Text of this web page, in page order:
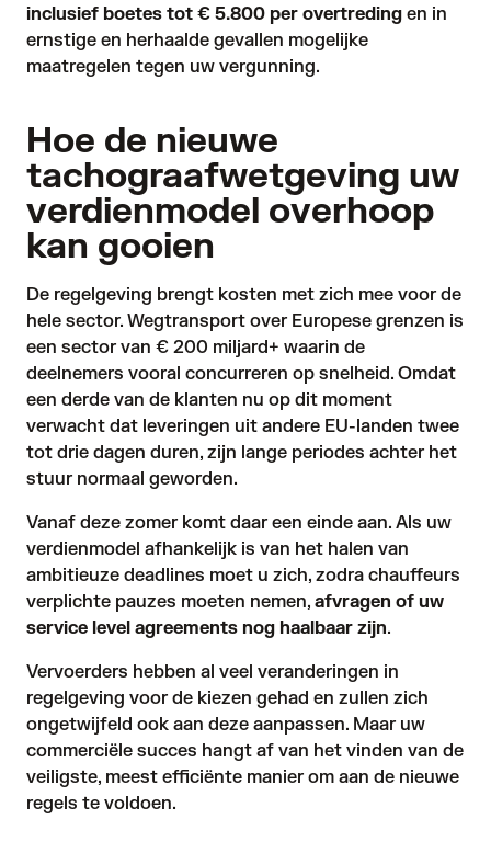
inclusief boetes tot € 5.800 per overtreding en in
ernstige en herhaalde gevallen mogelijke
maatregelen tegen uw vergunning.
Hoe de nieuwe
tachograafwetgeving uw
verdienmodel overhoop
kan gooien
De regelgeving brengt kosten met zich mee voor de
hele sector. Wegtransport over Europese grenzen is
een sector van € 200 miljard+ waarin de
deelnemers vooral concurreren op snelheid. Omdat
een derde van de klanten nu op dit moment
verwacht dat leveringen uit andere EU-landen twee
tot drie dagen duren, zijn lange periodes achter het
stuur normaal geworden.
Vanaf deze zomer komt daar een einde aan. Als uw
verdienmodel afhankelijk is van het halen van
ambitieuze deadlines moet u zich, zodra chauffeurs
verplichte pauzes moeten nemen, afvragen of uw
service level agreements nog haalbaar zijn.
Vervoerders hebben al veel veranderingen in
regelgeving voor de kiezen gehad en zullen zich
ongetwijfeld ook aan deze aanpassen. Maar uw
commerciële succes hangt af van het vinden van de
veiligste, meest efficiënte manier om aan de nieuwe
regels te voldoen.